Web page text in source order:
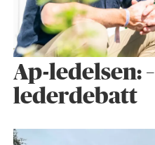
Ap-ledelsen:
lederdebatt